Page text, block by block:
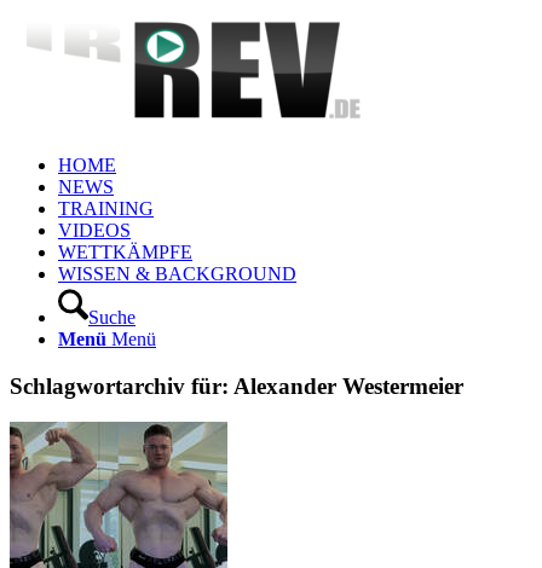
HOME
NEWS
TRAINING
VIDEOS
WETTKÄMPFE
WISSEN & BACKGROUND
Suche
Menü Menü
Schlagwortarchiv für: Alexander Westermeier